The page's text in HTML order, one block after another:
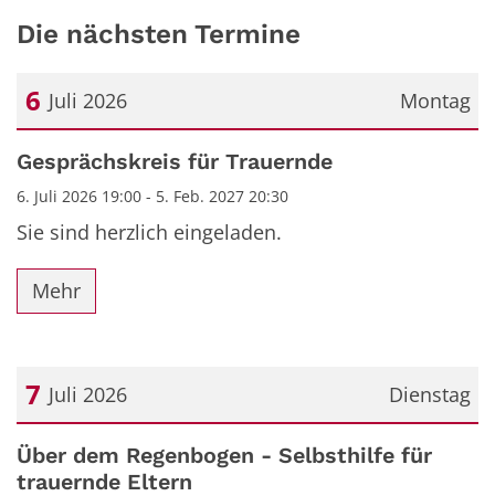
Die nächsten Termine
Montag
6 Juli 2026
Datum: 6. Juli 2026
Gesprächskreis für Trauernde
6. Juli 2026 19:00 - 5. Feb. 2027 20:30
Sie sind herzlich eingeladen.
Mehr
Dienstag
7 Juli 2026
Datum: 7. Juli 2026
Über dem Regenbogen - Selbsthilfe für
trauernde Eltern